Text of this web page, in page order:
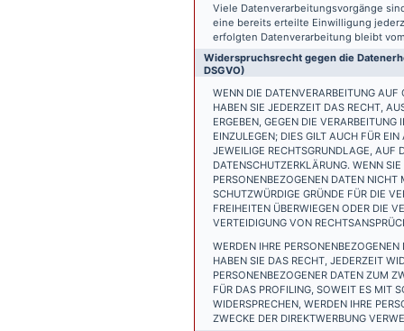
Viele Datenverarbeitungsvorgänge
eine bereits erteilte Einwilligung
erfolgten Datenverarbeitung bleibt
Widerspruchsrecht gegen die
DSGVO)
WENN DIE DATENVERARBEITUNG
HABEN SIE JEDERZEIT DAS RECHT,
ERGEBEN, GEGEN DIE
EINZULEGEN; DIES GILT AUCH FÜR
JEWEILIGE RECHTSGRUNDLAGE, AUF
DATENSCHUTZERKLÄRUNG. WENN
PERSONENBEZOGENEN DATEN
SCHUTZWÜRDIGE GRÜNDE FÜR DIE
FREIHEITEN ÜBERWIEGEN ODER DIE
VERTEIDIGUNG VON
WERDEN IHRE
HABEN SIE DAS RECHT, JEDERZEIT
PERSONENBEZOGENER DATEN ZUM
FÜR DAS PROFILING, SOWEIT ES MIT
WIDERSPRECHEN, WERDEN IHRE
ZWECKE DER DIREKTWERBUNG